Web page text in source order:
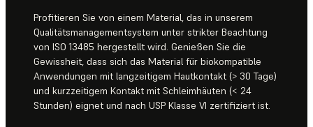
Profitieren Sie von einem Material, das in unserem
Qualitätsmanagementsystem unter strikter Beachtung
von ISO 13485 hergestellt wird. Genießen Sie die
Gewissheit, dass sich das Material für biokompatible
Anwendungen mit langzeitigem Hautkontakt (> 30 Tage)
und kurzzeitigem Kontakt mit Schleimhäuten (< 24
Stunden) eignet und nach USP Klasse VI zertifiziert ist.